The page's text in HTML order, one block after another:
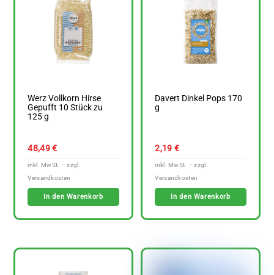
Werz Vollkorn Hirse
Gepufft 10 Stück zu
125 g
48,49€
In den Warenkorb
Davert Dinkel Pops 170
g
2,19 €
In den Warenkorb